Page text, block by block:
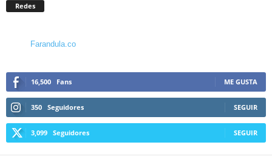
Redes
Farandula.co
16,500 Fans ME GUSTA
350 Seguidores SEGUIR
3,099 Seguidores SEGUIR